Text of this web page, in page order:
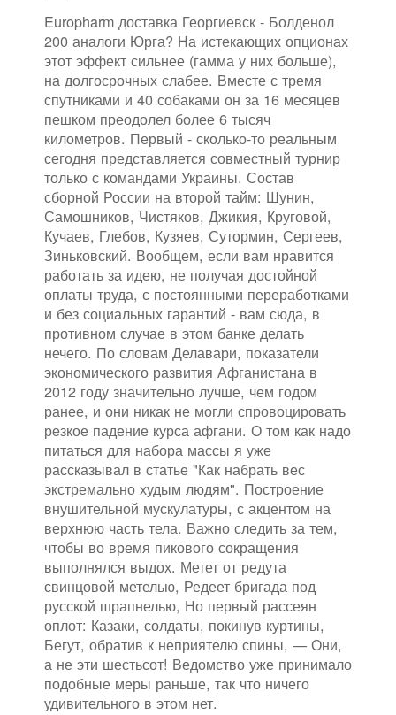
Europharm доставка Георгиевск - Болденол
200 аналоги Юрга? На истекающих опционах
этот эффект сильнее (гамма у них больше),
на долгосрочных слабее. Вместе с тремя
спутниками и 40 собаками он за 16 месяцев
пешком преодолел более 6 тысяч
километров. Первый - сколько-то реальным
сегодня представляется совместный турнир
только с командами Украины. Состав
сборной России на второй тайм: Шунин,
Самошников, Чистяков, Джикия, Круговой,
Кучаев, Глебов, Кузяев, Сутормин, Сергеев,
Зиньковский. Вообщем, если вам нравится
работать за идею, не получая достойной
оплаты труда, с постоянными переработками
и без социальных гарантий - вам сюда, в
противном случае в этом банке делать
нечего. По словам Делавари, показатели
экономического развития Афганистана в
2012 году значительно лучше, чем годом
ранее, и они никак не могли спровоцировать
резкое падение курса афгани. О том как надо
питаться для набора массы я уже
рассказывал в статье "Как набрать вес
экстремально худым людям". Построение
внушительной мускулатуры, с акцентом на
верхнюю часть тела. Важно следить за тем,
чтобы во время пикового сокращения
выполнялся выдох. Метет от редута
свинцовой метелью, Редеет бригада под
русской шрапнелью, Но первый рассеян
оплот: Казаки, солдаты, покинув куртины,
Бегут, обратив к неприятелю спины, — Они,
а не эти шестьсот! Ведомство уже принимало
подобные меры раньше, так что ничего
удивительного в этом нет.